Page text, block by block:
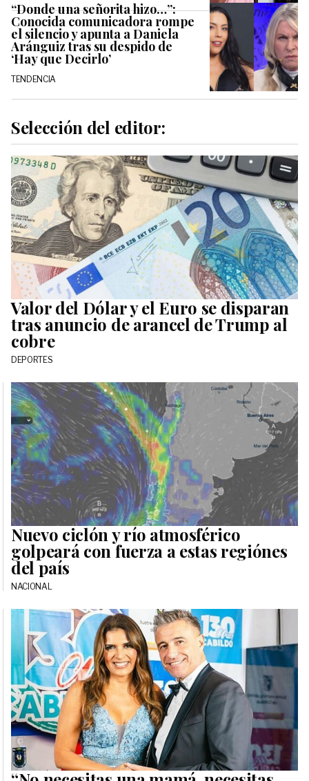
“Donde una señorita hizo…”:
Conocida comunicadora rompe
el silencio y apunta a Daniela
Aránguiz tras su despido de
‘Hay que Decirlo’
TENDENCIA
Selección del editor:
Valor del Dólar y el Euro se disparan
tras anuncio de arancel de Trump al
cobre
DEPORTES
Nuevo ciclón y río atmosférico
golpeará con fuerza a estas regiónes
del país
NACIONAL